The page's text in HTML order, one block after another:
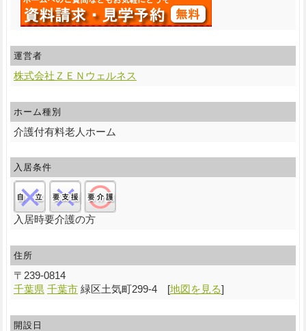
運営者
株式会社ＺＥＮウェルネス
ホーム種別
介護付有料老人ホーム
入居条件
入居時要介護の方
住所
〒 239-0814
千葉県 千葉市 緑区土気町299-4[地図を見る]
開設日